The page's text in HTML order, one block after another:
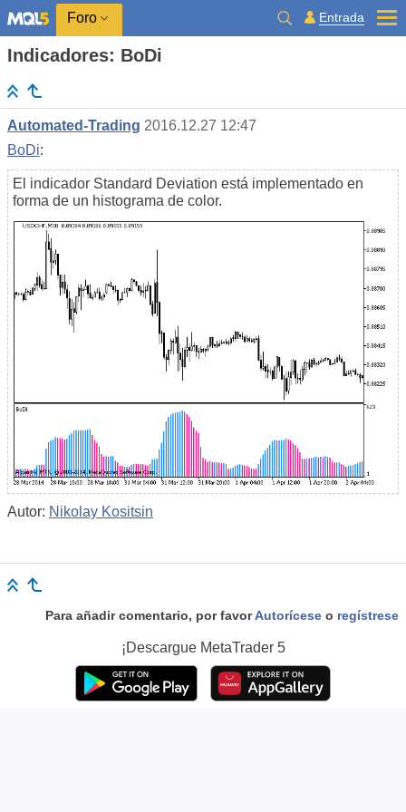
Foro Entrada
Indicadores: BoDi
Automated-Trading 2016.12.27 12:47
BoDi:
El indicador Standard Deviation está implementado en
forma de un histograma de color.
Autor: Nikolay Kositsin
Para añadir comentario, por favorAutorícese o regístrese
¡Descargue MetaTrader 5